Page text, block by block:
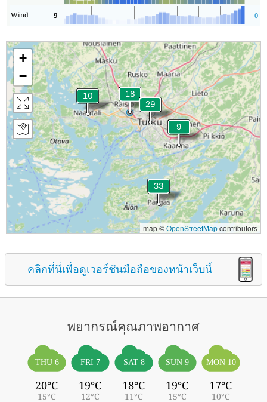
Wind 9 0
+
−
map ©OpenStreetMapcontributors
คลิกที่นี่เพื่อดูเวอร์ชันมือถือของหน้าเว็บนี้
พยากรณ์คุณภาพอากาศ
THU 6
20°C
15°C
FRI 7
19°C
12°C
SAT 8
18°C
11°C
SUN 9
19°C
15°C
MON 10
17°C
10°C